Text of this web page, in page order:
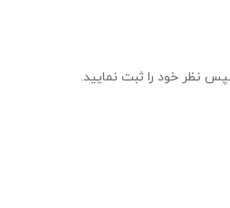
نظر خود را ثبت نمایید.